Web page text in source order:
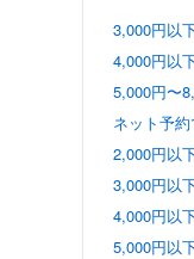
3,000円以
4,000円以
5,000円〜
ネット予
2,000円以
3,000円以
4,000円以
5,000円以